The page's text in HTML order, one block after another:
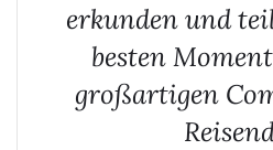
erkunden und
besten
großartigen